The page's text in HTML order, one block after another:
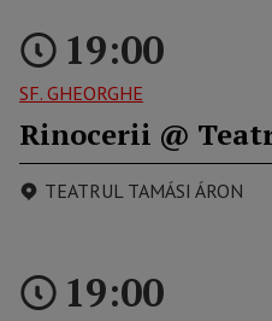
19:00
SF. GHEORGHE
Rinocerii @
TEATRUL TAMÁSI ÁRON
19:00